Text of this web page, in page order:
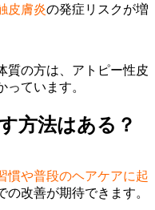
皮膚炎の発症リスクが増
質の方は、アトピー性皮
ています。
方法はある？
慣や普段のヘアケアに起
改善が期待できます。